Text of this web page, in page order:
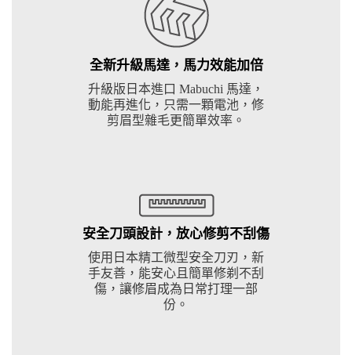
全新升級馬達，馬力效能加倍
升級版日本進口 Mabuchi 馬達，
動能再進化，只需一顆電池，修
剪眉型雜毛更簡單效率。
安全刀頭設計，放心修剪不刮傷
使用日本精工微型安全刀刃，新
手友善，能安心且簡單修剃不刮
傷，讓修眉成為日常打理一部
份。